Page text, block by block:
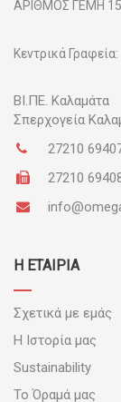
ΑΡΙΘΜΟΣ ΓΕΜΗ
Κεντρικά Γραφεία:
ΒΙ.ΠΕ. Καλαμάτα
Σπερχογεία
27210
27210
Η ΕΤΑΙΡΙΑ
Σχετικά με εμάς
Η Ιστορία μας
Sustainability
Το Όραμά μας